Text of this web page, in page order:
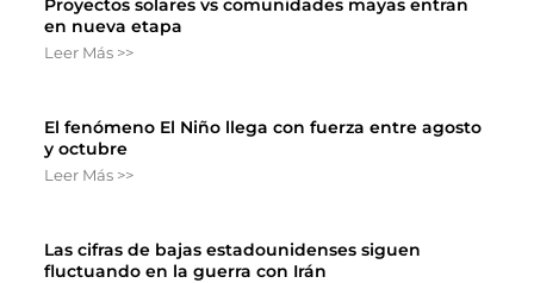
Proyectos solares vs comunidades mayas entran
en nueva etapa
Leer Más >>
El fenómeno El Niño llega con fuerza entre agosto
y octubre
Leer Más >>
Las cifras de bajas estadounidenses siguen
fluctuando en la guerra con Irán